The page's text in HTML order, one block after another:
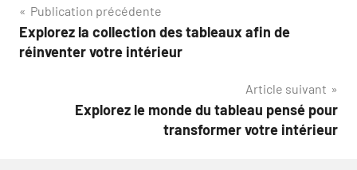
Navigation
de
Publication précédente
Explorez la collection des tableaux afin de
réinventer votre intérieur
Article suivant
Explorez le monde du tableau pensé pour
transformer votre intérieur